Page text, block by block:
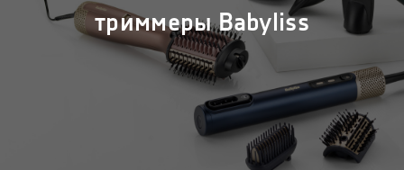
триммеры Babyliss